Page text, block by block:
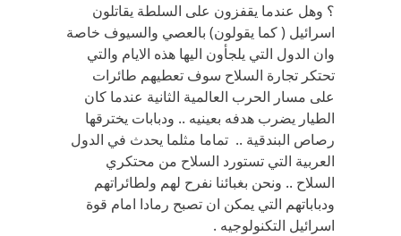
؟ وهل عندما يقفزون على السلطة يقاتلون
اسرائيل ( كما يقولون) بالعصي والسيوف خاصة
وان الدول التي يلجأون اليها هذه الايام والتي
تحتكر تجارة السلاح سوف تعطيهم طائرات
على مسار الحرب العالمية الثانية عندما كان
الطيار يضرب هدفه بعينيه .. ودبابات يخترقها
رصاص البندقية .. تماما مثلما يحدث في الدول
العربية التي تستورد السلاح من محتكري
السلاح .. ونحن بغبائنا نفرح لهم ولطائراتهم
ودباباتهم التي يمكن ان تصبح رمادا امام قوة
اسرائيل التكنولوجيه .